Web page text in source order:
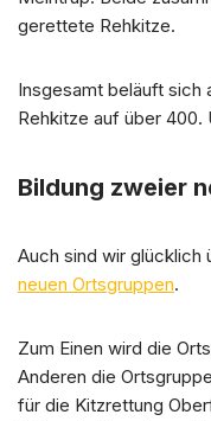
gerettete Rehkitze.
Insgesamt beläuft sich
Rehkitze auf über 400.
Bildung zweier
Auch sind wir glücklich
neuen Ortsgruppen.
Zum Einen wird die
Anderen die
für die Kitzrettung